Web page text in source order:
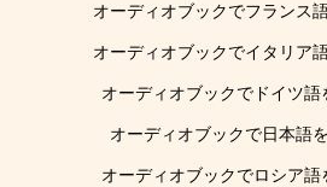
オーディオブックでフランス
オーディオブックでイタリア
オーディオブックでドイツ語
オーディオブックで日本語
オーディオブックでロシア語